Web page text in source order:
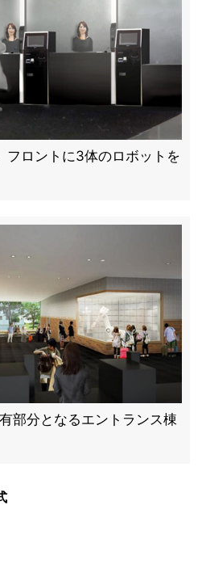
フロントに3体のロボットを
部分となるエントランス棟